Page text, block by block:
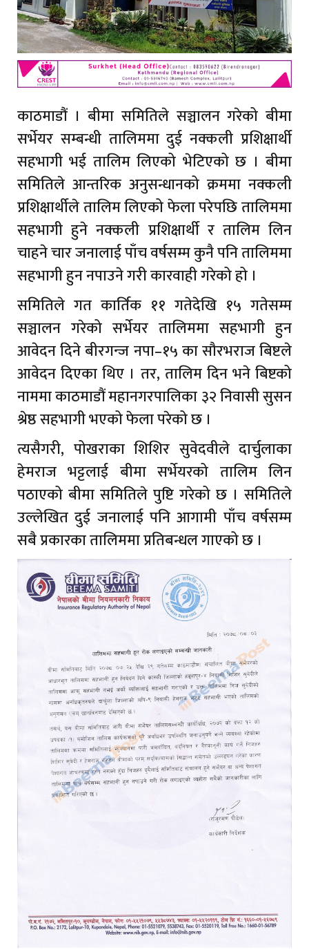
काठमाडौं । बीमा समितिले सञ्चालन गरेको बीमा
सर्भेयर सम्बन्धी तालिममा दुई नक्कली प्रशिक्षार्थी
सहभागी भई तालिम लिएको भेटिएको छ । बीमा
समितिले आन्तरिक अनुसन्धानको क्रममा नक्कली
प्रशिक्षार्थीले तालिम लिएको फेला परेपछि तालिममा
सहभागी हुने नक्कली प्रशिक्षार्थी र तालिम लिन
चाहने चार जनालाई पाँच वर्षसम्म कुनै पनि तालिममा
सहभागी हुन नपाउने गरी कारवाही गरेको हो ।
समितिले गत कार्तिक ११ गतेदेखि १५ गतेसम्म
सञ्चालन गरेको सर्भेयर तालिममा सहभागी हुन
आवेदन दिने बीरगन्ज नपा–१५ का सौरभराज बिष्टले
आवेदन दिएका थिए । तर, तालिम दिन भने बिष्टको
नाममा काठमाडौं महानगरपालिका ३२ निवासी सुसन
श्रेष्ठ सहभागी भएको फेला परेको छ ।
त्यसैगरी, पोखराका शिशिर सुवेदवीले दार्चुलाका
हेमराज भट्टलाई बीमा सर्भेयरको तालिम लिन
पठाएको बीमा समितिले पुष्टि गरेको छ । समितिले
उल्लेखित दुई जनालाई पनि आगामी पाँच वर्षसम्म
सबै प्रकारका तालिममा प्रतिबन्धल गाएको छ ।